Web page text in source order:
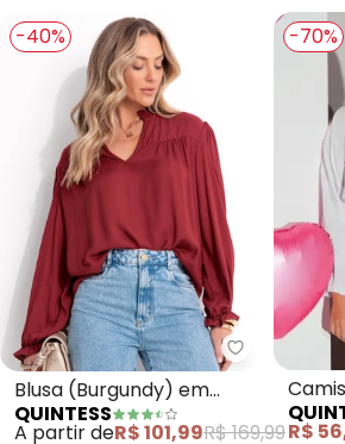
-40%
Quintess -
Blusa (Burgundy) em
Viscose Plana
QUINTESS
A partir deR$ 101,99R$ 169,99
-70%
R$